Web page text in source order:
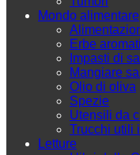
Mondo alimentare
Erbe
Impasti di
Mangiare
Olio di oliva
Spezie
Utensili da
Trucchi utili
Letture